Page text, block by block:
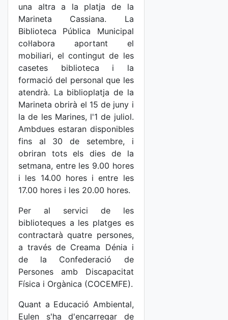
una altra a la platja de la
Marineta Cassiana. La
Biblioteca Pública Municipal
col·labora aportant el
mobiliari, el contingut de les
casetes biblioteca i la
formació del personal que les
atendrà. La biblioplatja de la
Marineta obrirà el 15 de juny i
la de les Marines, l'1 de juliol.
Ambdues estaran disponibles
fins al 30 de setembre, i
obriran tots els dies de la
setmana, entre les 9.00 hores
i les 14.00 hores i entre les
17.00 hores i les 20.00 hores.
Per al servici de les
biblioteques a les platges es
contractarà quatre persones,
a través de Creama Dénia i
de la Confederació de
Persones amb Discapacitat
Física i Orgànica (COCEMFE).
Quant a Educació Ambiental,
Eulen s'ha d'encarregar de